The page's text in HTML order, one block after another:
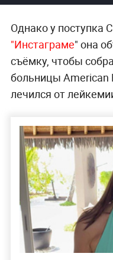
Однако у поступка
"Инстаграме" она
съёмку, чтобы
больницы American
лечился от